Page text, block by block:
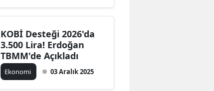
KOBİ Desteği 2026'da
3.500 Lira! Erdoğan
TBMM'de Açıkladı
Ekonomi 03 Aralık 2025